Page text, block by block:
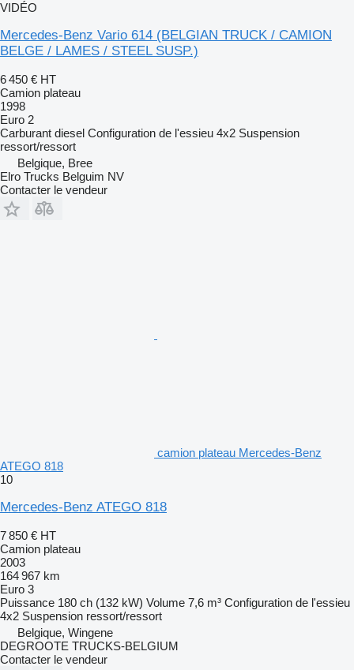
VIDÉO
Mercedes-Benz Vario 614 (BELGIAN TRUCK / CAMION
BELGE / LAMES / STEEL SUSP.)
6 450 € HT
Camion plateau
1998
Euro 2
Carburant diesel Configuration de l'essieu 4x2 Suspension
ressort/ressort
Belgique, Bree
Elro Trucks Belguim NV
Contacter le vendeur
camion plateau Mercedes-Benz
ATEGO 818
10
Mercedes-Benz ATEGO 818
7 850 € HT
Camion plateau
2003
164 967 km
Euro 3
Puissance 180 ch (132 kW) Volume 7,6 m³ Configuration de l'essieu
4x2 Suspension ressort/ressort
Belgique, Wingene
DEGROOTE TRUCKS-BELGIUM
Contacter le vendeur